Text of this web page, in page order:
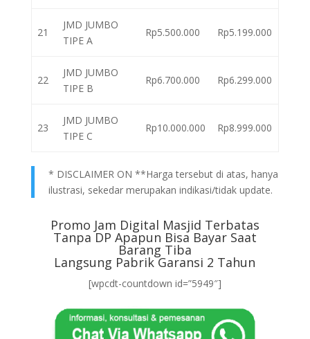
21
JMD JUMBO
TIPE A
Rp5.500.000 Rp5.199.000
22
JMD JUMBO
TIPE B
Rp6.700.000 Rp6.299.000
23
JMD JUMBO
TIPE C
Rp10.000.000 Rp8.999.000
* DISCLAIMER ON **Harga tersebut di atas, hanya
ilustrasi, sekedar merupakan indikasi/tidak update.
Promo Jam Digital Masjid Terbatas
Tanpa DP Apapun Bisa Bayar Saat
Barang Tiba
Langsung Pabrik Garansi 2 Tahun
[wpcdt-countdown id=”5949″]